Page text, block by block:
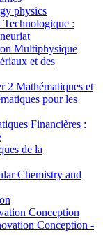
physics
:
Multiphysique
et des
Mathématiques et
pour les
Financières :
de la
Chemistry and
Conception
Conception -